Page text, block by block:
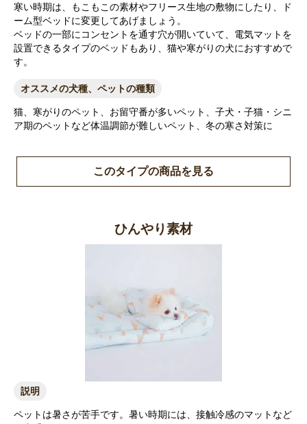
寒い時期は、もこもこの素材やフリース生地の敷物にしたり、ド
ーム型ベッドに変更してあげましょう。
ベッドの一部にコンセントを通す穴が開いていて、電気マットを
設置できるタイプのベッドもあり、猫や寒がりの犬におすすめで
す。
オススメの犬種、ペットの種類
猫、寒がりのペット、お留守番が多いペット、子犬・子猫・シニ
ア期のペットなど体温調節が難しいペット、冬の寒さ対策に
このタイプの商品を見る
ひんやり素材
説明
ペットは暑さが苦手です。暑い時期には、接触冷感のマットなど